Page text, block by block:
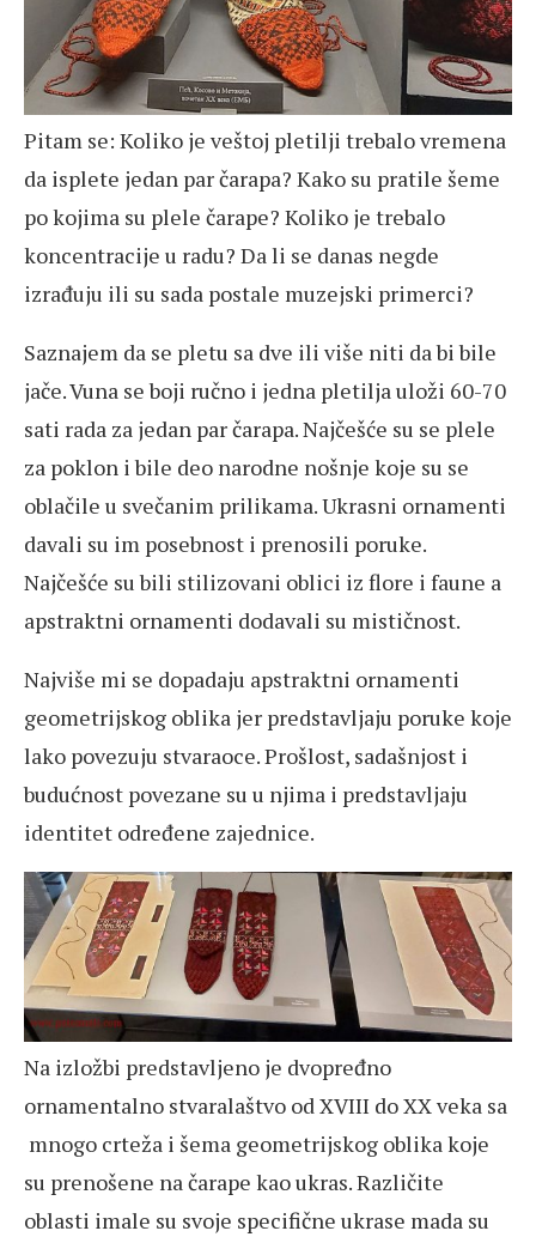
Pitam se: Koliko je veštoj pletilji trebalo vremena
da isplete jedan par čarapa? Kako su pratile šeme
po kojima su plele čarape? Koliko je trebalo
koncentracije u radu? Da li se danas negde
izrađuju ili su sada postale muzejski primerci?
Saznajem da se pletu sa dve ili više niti da bi bile
jače. Vuna se boji ručno i jedna pletilja uloži 60-70
sati rada za jedan par čarapa. Najčešće su se plele
za poklon i bile deo narodne nošnje koje su se
oblačile u svečanim prilikama. Ukrasni ornamenti
davali su im posebnost i prenosili poruke.
Najčešće su bili stilizovani oblici iz flore i faune a
apstraktni ornamenti dodavali su mističnost.
Najviše mi se dopadaju apstraktni ornamenti
geometrijskog oblika jer predstavljaju poruke koje
lako povezuju stvaraoce. Prošlost, sadašnjost i
budućnost povezane su u njima i predstavljaju
identitet određene zajednice.
Na izložbi predstavljeno je dvopređno
ornamentalno stvaralaštvo od XVIII do XX veka sa
mnogo crteža i šema geometrijskog oblika koje
su prenošene na čarape kao ukras. Različite
oblasti imale su svoje specifične ukrase mada su